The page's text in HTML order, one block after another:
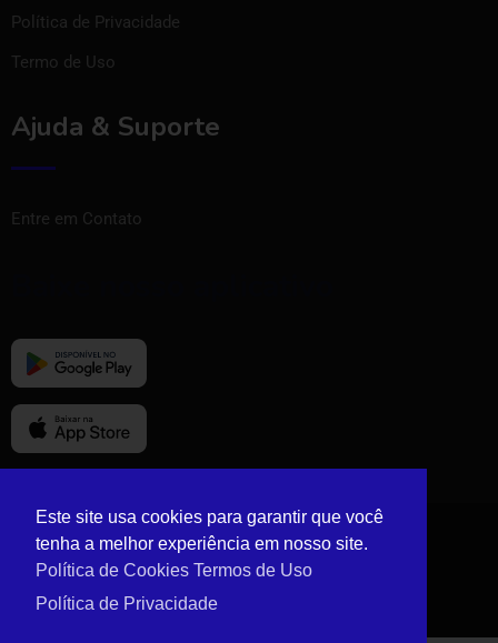
Política de Privacidade
Termo de Uso
Ajuda & Suporte
Entre em Contato
© Copyright Vizinho Tem 2024.
Este site usa cookies para garantir que você
tenha a melhor experiência em nosso site.
Política de Cookies Termos de Uso
Política de Privacidade